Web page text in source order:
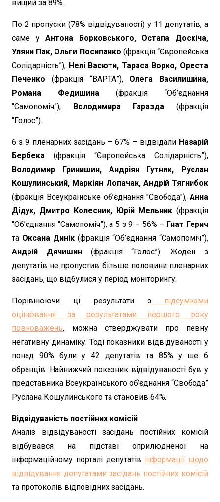
вищий за 89%.
По 2 пропуски (78% відвідуваності) у 11 депутатів, а
саме уАнтона Борковського, Остапа Доскіча,
Уляни Пак, Ольги Посипанко (фракція “Європейська
Солідарність”), Нелі Васюти, Тараса Ворко, Ореста
Печенко (фракція “ВАРТА”), Олега Василишина,
Романа Федишина (фракція “Об’єднання
“Самопоміч”), Володимира Гаразда (фракція
“Голос”).
6 з 9 пленарних засідань – 67% – відвідали Назарій
Бербека (фракція “Європейська Солідарність”),
Володимир Гринишин, Андріян Гутник, Руслан
Кошулинський, Маркіян Лопачак, Андрій Тягнибок
(фракція Всеукраїнське об’єднання "Свобода"), Анна
Дідух, Дмитро Колесник, Юрій Мельник (фракція
“Об’єднання “Самопоміч”), а 5 з 9 – 56% – Гнат Герич
та Оксана Динік (фракція “Об’єднання “Самопоміч”),
Андрій Дячишин(фракція “Голос”). Жоден з
депутатів не пропустив більше половини пленарних
засідань, що відбулися у період моніторингу.
Порівнюючи ці результати з підсумками
оцінювання за результатами першого року
повноважень, можна стверджувати про певну
негативну динаміку. Тоді показники відвідуваності у
понад 90% були у 42 депутатів та 85% у ще 6
обранців. Найнижчий показник відвідуваності був у
представника Всеукраїнського об’єднання “Свобода”
Руслана Кошулинського та становив 64%.
Відвідуваність постійних комісій
Аналіз відвідуваності засідань постійних комісій
відбувався на підставі оприлюдненої на
інформаційному порталі депутатів інформації щодо
відвідування депутатами засідань постійних комісій
та протоколів відповідних засідань.